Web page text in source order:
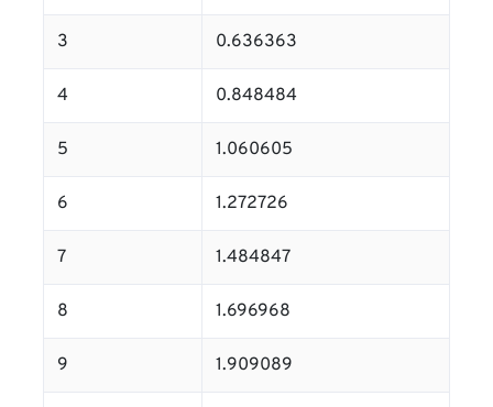
3 0.636363
4 0.848484
5 1.060605
6 1.272726
7 1.484847
8 1.696968
9 1.909089